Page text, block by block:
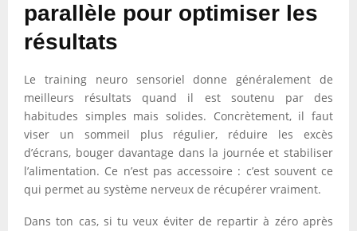
parallèle pour optimiser les
résultats
Le training neuro sensoriel donne généralement de
meilleurs résultats quand il est soutenu par des
habitudes simples mais solides. Concrètement, il faut
viser un sommeil plus régulier, réduire les excès
d’écrans, bouger davantage dans la journée et stabiliser
l’alimentation. Ce n’est pas accessoire : c’est souvent ce
qui permet au système nerveux de récupérer vraiment.
Dans ton cas, si tu veux éviter de repartir à zéro après